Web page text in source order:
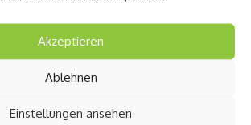
Akzeptieren
Ablehnen
Einstellungen ansehen